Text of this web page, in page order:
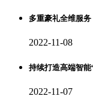
多重豪礼全维服
2022-11-08
持续打造高端智
2022-11-07